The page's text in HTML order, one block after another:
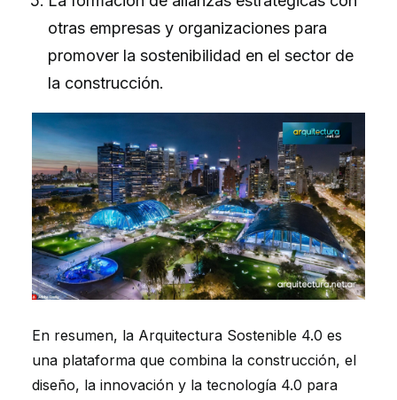
otras empresas y organizaciones para
promover la sostenibilidad en el sector de
la construcción.
En resumen, la Arquitectura Sostenible 4.0 es
una plataforma que combina la construcción, el
diseño, la innovación y la tecnología 4.0 para